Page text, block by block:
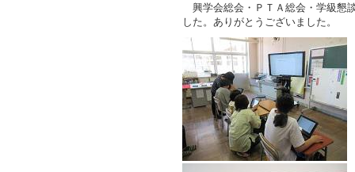
興学会総会・ＰＴＡ総会・学級懇
した。ありがとうございました。